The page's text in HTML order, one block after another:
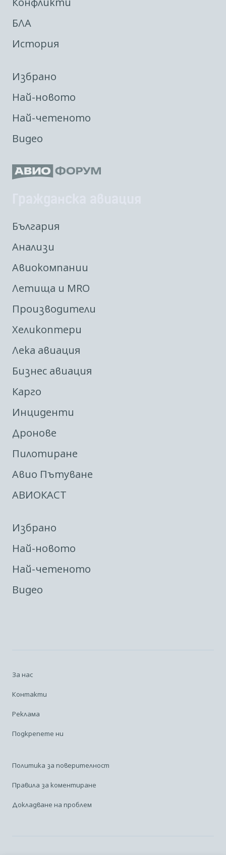
БЛА
История
Избрано
Най-новото
Най-четеното
Видео
България
Анализи
Авиокомпании
Летища и MRO
Производители
Хеликоптери
Лека авиация
Бизнес авиация
Карго
Инциденти
Дронове
Пилотиране
Авио Пътуване
АВИОКАСТ
Избрано
Най-новото
Най-четеното
Видео
За нас
Контакти
Реклама
Подкрепете ни
Политика за поверителност
Правила за коментиране
Докладване на проблем